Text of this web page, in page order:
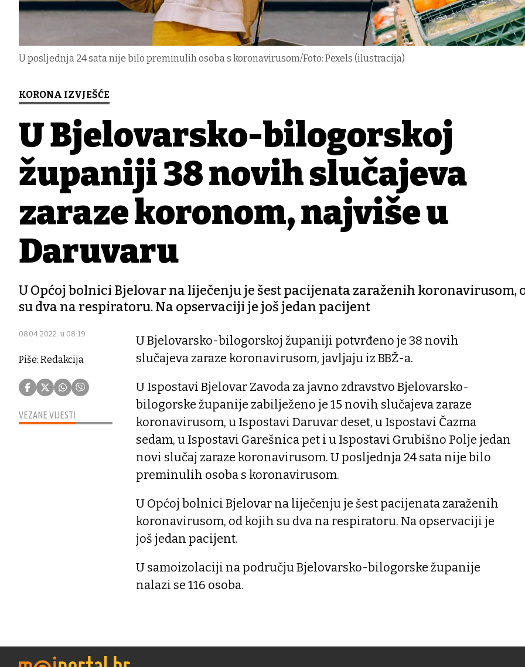
U posljednja 24 sata nije bilo preminulih osoba s koronavirusom/Foto: Pexels (ilustracija)
KORONA IZVJEŠĆE
U Bjelovarsko-bilogorskoj
županiji 38 novih slučajeva
zaraze koronom, najviše u
Daruvaru
U Općoj bolnici Bjelovar na liječenju je šest pacijenata zaraženih koronavirusom,
su dva na respiratoru. Na opservaciji je još jedan pacijent
08.04.2022. u 08:19
Piše: Redakcija
VEZANE VIJESTI
U Bjelovarsko-bilogorskoj županiji potvrđeno je 38 novih
slučajeva zaraze koronavirusom, javljaju iz BBŽ-a.
U Ispostavi Bjelovar Zavoda za javno zdravstvo Bjelovarsko-
bilogorske županije zabilježeno je 15 novih slučajeva zaraze
koronavirusom, u Ispostavi Daruvar deset, u Ispostavi Čazma
sedam, u Ispostavi Garešnica pet i u Ispostavi Grubišno Polje jedan
novi slučaj zaraze koronavirusom. U posljednja 24 sata nije bilo
preminulih osoba s koronavirusom.
U Općoj bolnici Bjelovar na liječenju je šest pacijenata zaraženih
koronavirusom, od kojih su dva na respiratoru. Na opservaciji je
još jedan pacijent.
U samoizolaciji na području Bjelovarsko-bilogorske županije
nalazi se 116 osoba.